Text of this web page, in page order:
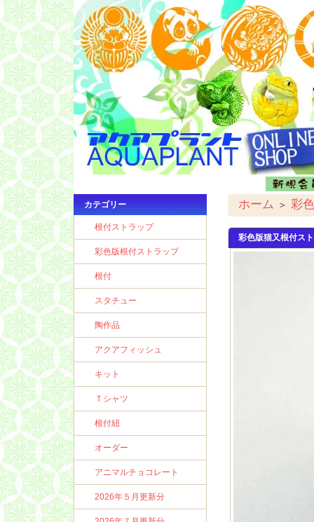
カテゴリー
根付ストラップ
彩色版根付ストラップ
根付
スタチュー
陶作品
アクアフィッシュ
キット
Ｔシャツ
根付紐
オーダー
アニマルチョコレート
2026年５月更新分
ホーム ＞ 彩
彩色版猫又根付ス